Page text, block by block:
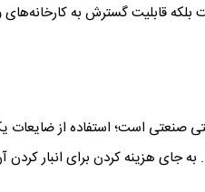
قابلیت گسترش به کارخانه‌های
صنعتی است؛ استفاده از ضایعات
به جای هزینه کردن برای انبار